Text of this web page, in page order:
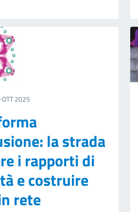
OTT 2025
la strada
i rapporti di
e costruire
rete